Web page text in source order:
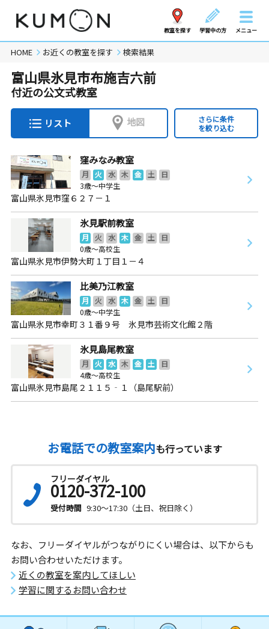
教室を探す 学習中の方 メニュー
HOME お近くの教室を探す 検索結果
富山県氷見市布施吉六前
付近の公文式教室
リスト 地図
さらに条件
を絞り込む
窪みなみ教室
月 火 水 木 金 土
日
3歳～中学生
富山県氷見市窪６２７－１
氷見駅前教室
月 火 水 木 金 土
日
0歳～高校生
富山県氷見市伊勢大町１丁目１－４
比美乃江教室
月 火 水 木 金 土
日
0歳～中学生
富山県氷見市幸町３１番９号 氷見市芸術文化館２階
氷見島尾教室
月 火 水 木 金 土
日
4歳～高校生
富山県氷見市島尾２１１５‐１（島尾駅前）
お電話での教室案内も行っています
フリーダイヤル
0120-372-100
受付時間 9:30～17:30（土日、祝日除く）
なお、フリーダイヤルがつながりにくい場合は、以下からも
お問い合わせいただけます。
近くの教室を案内してほしい
学習に関するお問い合わせ